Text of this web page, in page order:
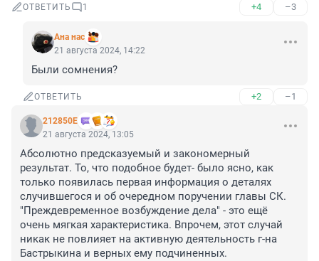
ОТВЕТИТЬ 1 +4 –3
Ана нас
21 августа 2024, 14:22
Были сомнения?
ОТВЕТИТЬ +2 –1
212850Е
21 августа 2024, 13:05
Абсолютно предсказуемый и закономерный
результат. То, что подобное будет- было ясно, как
только появилась первая информация о деталях
случившегося и об очередном поручении главы СК.
"Преждевременное возбуждение дела" - это ещё
очень мягкая характеристика. Впрочем, этот случай
никак не повлияет на активную деятельность г-на
Бастрыкина и верных ему подчиненных.